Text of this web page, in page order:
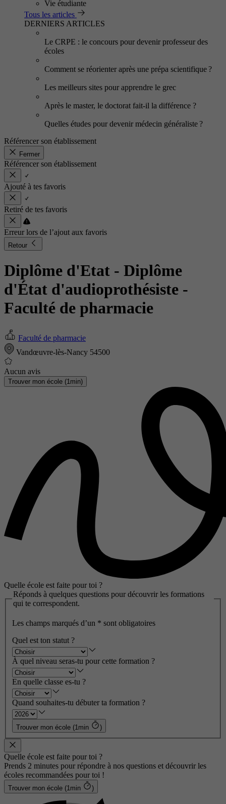
Vie étudiante
Tous les articles
DERNIERS ARTICLES
Le CRPE : le concours pour devenir professeur des
écoles
Comment se réorienter après une prépa scientifique ?
Les meilleurs sites pour apprendre le grec
Après le master, le doctorat fait-il la différence ?
Quelles études pour devenir médecin généraliste ?
Référencer son établissement
Fermer
Référencer son établissement
Ajouté à tes favoris
Retiré de tes favoris
Erreur lors de l’ajout aux favoris
Retour
Diplôme d'Etat - Diplôme
d'État d'audioprothésiste -
Faculté de pharmacie
Faculté de pharmacie
Vandœuvre-lès-Nancy 54500
Aucun avis
Trouver mon école (1min)
Quelle école est faite pour toi ?
Réponds à quelques questions pour découvrir les formations
qui te correspondent.
Les champs marqués d’un * sont obligatoires
Quel est ton statut ?
À quel niveau seras-tu pour cette formation ?
En quelle classe es-tu ?
Quand souhaites-tu débuter ta formation ?
Trouver mon école (1min )
Quelle école est faite pour toi ?
Prends 2 minutes pour répondre à nos questions et découvrir les
écoles recommandées pour toi !
Trouver mon école (1min )